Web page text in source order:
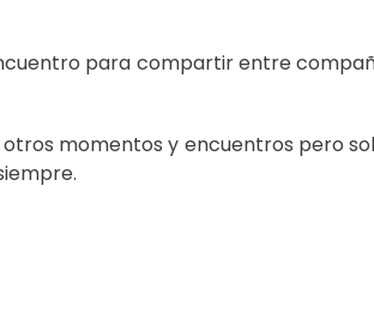
para compartir entre
momentos y encuentros pero